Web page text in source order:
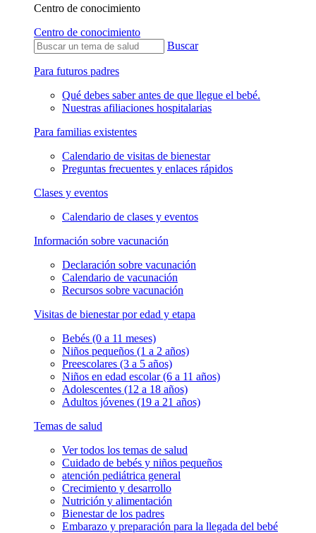
Centro de conocimiento
Centro de conocimiento
Buscar
Para futuros padres
Qué debes saber antes de que llegue el bebé.
Nuestras afiliaciones hospitalarias
Para familias existentes
Calendario de visitas de bienestar
Preguntas frecuentes y enlaces rápidos
Clases y eventos
Calendario de clases y eventos
Información sobre vacunación
Declaración sobre vacunación
Calendario de vacunación
Recursos sobre vacunación
Visitas de bienestar por edad y etapa
Bebés (0 a 11 meses)
Niños pequeños (1 a 2 años)
Preescolares (3 a 5 años)
Niños en edad escolar (6 a 11 años)
Adolescentes (12 a 18 años)
Adultos jóvenes (19 a 21 años)
Temas de salud
Ver todos los temas de salud
Cuidado de bebés y niños pequeños
atención pediátrica general
Crecimiento y desarrollo
Nutrición y alimentación
Bienestar de los padres
Embarazo y preparación para la llegada del bebé